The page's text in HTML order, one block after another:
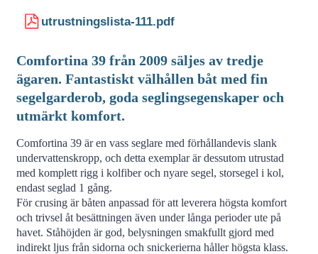
utrustningslista-111.pdf
Comfortina 39 från 2009 säljes av tredje
ägaren. Fantastiskt välhållen båt med fin
segelgarderob, goda seglingsegenskaper och
utmärkt komfort.
Comfortina 39 är en vass seglare med förhållandevis slank
undervattenskropp, och detta exemplar är dessutom utrustad
med komplett rigg i kolfiber och nyare segel, storsegel i kol,
endast seglad 1 gång.
För crusing är båten anpassad för att leverera högsta komfort
och trivsel åt besättningen även under långa perioder ute på
havet. Ståhöjden är god, belysningen smakfullt gjord med
indirekt ljus från sidorna och snickerierna håller högsta klass.